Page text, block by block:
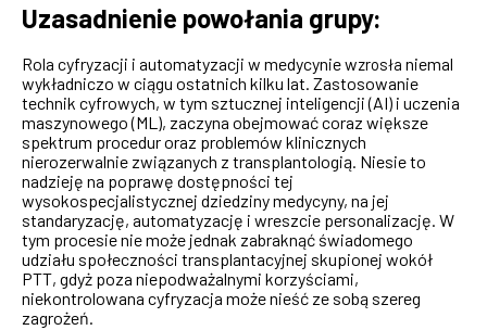
Uzasadnienie powołania grupy:
Rola cyfryzacji i automatyzacji w medycynie wzrosła niemal
wykładniczo w ciągu ostatnich kilku lat. Zastosowanie
technik cyfrowych, w tym sztucznej inteligencji (AI) i uczenia
maszynowego (ML), zaczyna obejmować coraz większe
spektrum procedur oraz problemów klinicznych
nierozerwalnie związanych z transplantologią. Niesie to
nadzieję na poprawę dostępności tej
wysokospecjalistycznej dziedziny medycyny, na jej
standaryzację, automatyzację i wreszcie personalizację. W
tym procesie nie może jednak zabraknąć świadomego
udziału społeczności transplantacyjnej skupionej wokół
PTT, gdyż poza niepodważalnymi korzyściami,
niekontrolowana cyfryzacja może nieść ze sobą szereg
zagrożeń.